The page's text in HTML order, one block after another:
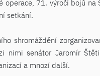
71. výročí bojů
setkání.
shromáždění
nimi senátor Jaromír
a mnozí další.